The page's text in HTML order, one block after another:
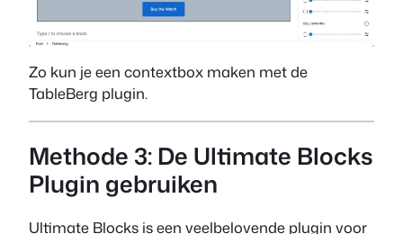
Zo kun je een contextbox maken met de
TableBerg plugin.
Methode 3: De Ultimate Blocks
Plugin gebruiken
Ultimate Blocks is een veelbelovende plugin voor